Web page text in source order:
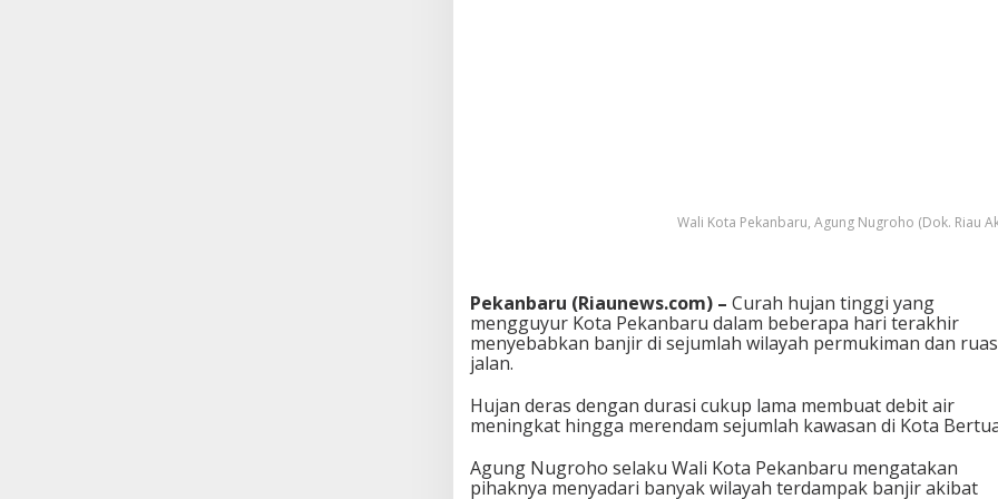
Wali Kota Pekanbaru, Agung Nugroho (Dok. Riau
Pekanbaru (Riaunews.com) – Curah hujan tinggi yang
mengguyur Kota Pekanbaru dalam beberapa hari terakhir
menyebabkan banjir di sejumlah wilayah permukiman dan ruas
jalan.
Hujan deras dengan durasi cukup lama membuat debit air
meningkat hingga merendam sejumlah kawasan di Kota
Agung Nugroho selaku Wali Kota Pekanbaru mengatakan
pihaknya menyadari banyak wilayah terdampak banjir akibat